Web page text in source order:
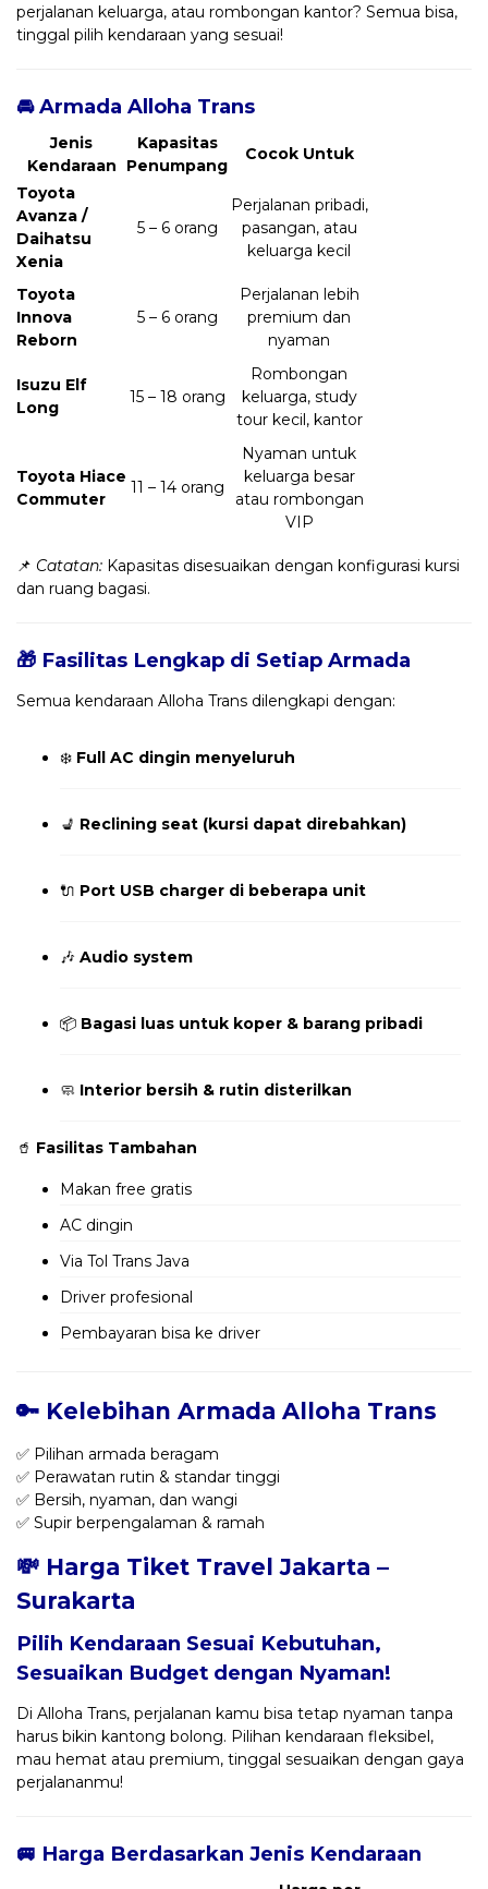
perjalanan keluarga, atau rombongan kantor? Semua bisa,
tinggal pilih kendaraan yang sesuai!
🚘 Armada Alloha Trans
Jenis
Kendaraan
Kapasitas
Penumpang
Cocok Untuk
Toyota
Avanza /
Daihatsu
Xenia
5 – 6 orang
Perjalanan pribadi,
pasangan, atau
keluarga kecil
Toyota
Innova
Reborn
5 – 6 orang
Perjalanan lebih
premium dan
nyaman
Isuzu Elf
Long
15 – 18 orang
Rombongan
keluarga, study
tour kecil, kantor
Toyota Hiace
Commuter
11 – 14 orang
Nyaman untuk
keluarga besar
atau rombongan
VIP
📌 Catatan: Kapasitas disesuaikan dengan konfigurasi kursi
dan ruang bagasi.
🎁 Fasilitas Lengkap di Setiap Armada
Semua kendaraan Alloha Trans dilengkapi dengan:
❄️ Full AC dingin menyeluruh
💺 Reclining seat (kursi dapat direbahkan)
🔌 Port USB charger di beberapa unit
🎶 Audio system
📦 Bagasi luas untuk koper & barang pribadi
🧼 Interior bersih & rutin disterilkan
🥤 Fasilitas Tambahan
Makan free gratis
AC dingin
Via Tol Trans Java
Driver profesional
Pembayaran bisa ke driver
🔑 Kelebihan Armada Alloha Trans
✅ Pilihan armada beragam
✅ Perawatan rutin & standar tinggi
✅ Bersih, nyaman, dan wangi
✅ Supir berpengalaman & ramah
💸 Harga Tiket Travel Jakarta –
Surakarta
Pilih Kendaraan Sesuai Kebutuhan,
Sesuaikan Budget dengan Nyaman!
Di Alloha Trans, perjalanan kamu bisa tetap nyaman tanpa
harus bikin kantong bolong. Pilihan kendaraan fleksibel,
mau hemat atau premium, tinggal sesuaikan dengan gaya
perjalananmu!
🚐 Harga Berdasarkan Jenis Kendaraan